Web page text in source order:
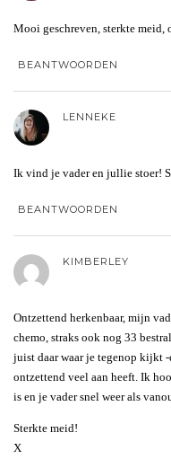
Mooi geschreven, sterkte meid,
BEANTWOORDEN
LENNEKE
Ik vind je vader en jullie stoer!
BEANTWOORDEN
KIMBERLEY
Ontzettend herkenbaar, mijn
chemo, straks ook nog 33
juist daar waar je tegenop kijkt
ontzettend veel aan heeft. Ik
is en je vader snel weer als
Sterkte meid!
X